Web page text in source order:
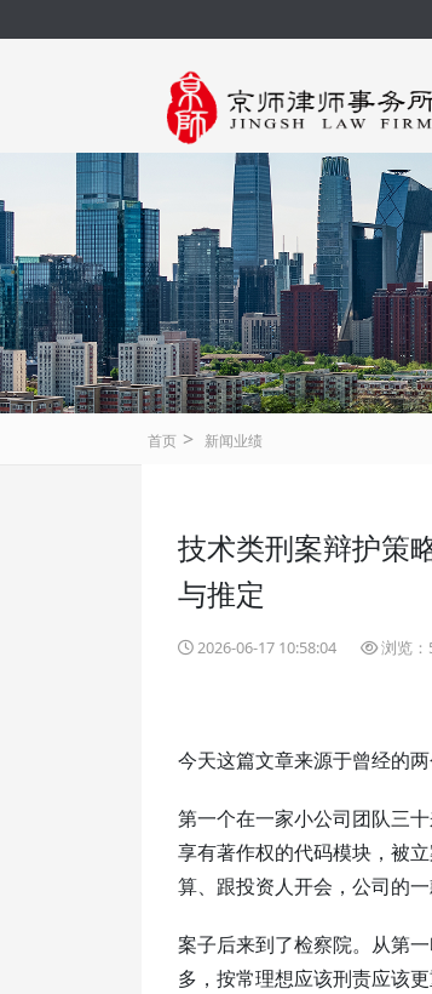
首页 > 新闻业绩
技术类刑案辩护策
与推定
2026-06-17 10:58:04 浏览：
今天这篇文章来源于曾经的
第一个在一家小公司团队三
享有著作权的代码模块，被
算、跟投资人开会，公司的
案子后来到了检察院。从第
多，按常理想应该刑责应该